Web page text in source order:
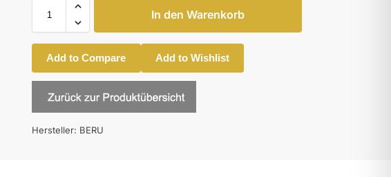
In den Warenkorb
Add to Compare Add to Wishlist
Hersteller: BERU